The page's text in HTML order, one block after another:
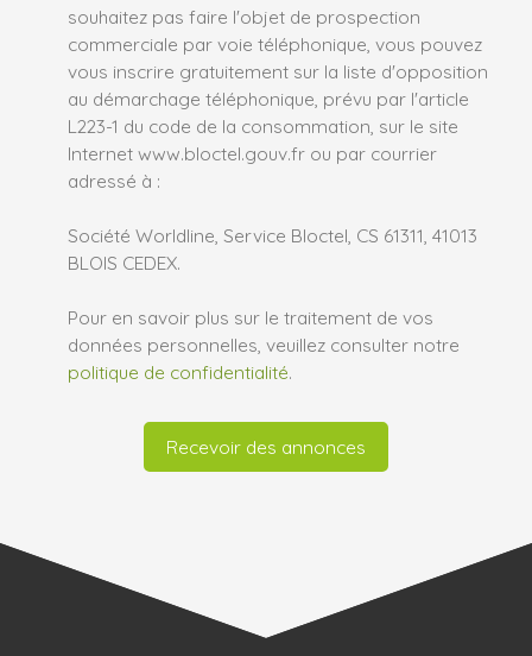
souhaitez pas faire l'objet de prospection
commerciale par voie téléphonique, vous pouvez
vous inscrire gratuitement sur la liste d'opposition
au démarchage téléphonique, prévu par l'article
L223-1 du code de la consommation, sur le site
Internet www.bloctel.gouv.fr ou par courrier
adressé à :
Société Worldline, Service Bloctel, CS 61311, 41013
BLOIS CEDEX.
Pour en savoir plus sur le traitement de vos
données personnelles, veuillez consulter notre
politique de confidentialité.
Recevoir des annonces